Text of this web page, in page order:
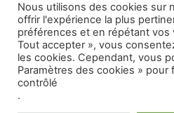
Mentions légales
Tous droits réservés CFE-CGC
Nous utilisons des cookies sur
offrir l'expérience la plus
préférences et en répétant vos
Tout accepter », vous
les cookies. Cependant, vous
Paramètres des cookies »
contrôlé
.